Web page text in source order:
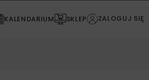
KALENDARIUM SKLEP ZALOGUJ SIĘ